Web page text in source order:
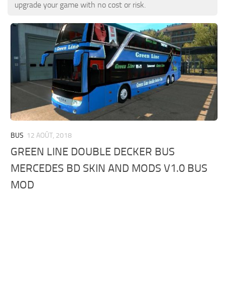
Nouvelles ETS 2
Contacts
FR
EN
TR
PT
Autres
Paquets
Pièces détachées / Tuning
Sons
Trafic
Habillage de la remorque
Bandes-annonces
Skins de camions
Camions
Véhicules
upgrade your game with no cost or risk.
BUS 12 AOÛT, 2018
GREEN LINE DOUBLE DECKER BUS
MERCEDES BD SKIN AND MODS V1.0 BUS
MOD